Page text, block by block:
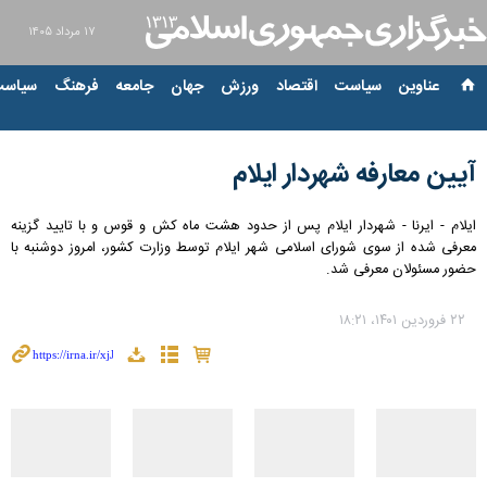
۱۷ مرداد ۱۴۰۵
عناوین‌ سیاست اقتصاد ورزش جهان جامعه فرهنگ
آیین معارفه شهردار ایلام
ایلام - ایرنا - شهردار ایلام پس از حدود هشت ماه کش و قوس و با تایید گزینه
معرفی شده از سوی شورای اسلامی شهر ایلام توسط وزارت کشور، امروز دوشنبه با
حضور مسئولان معرفی شد.
۲۲ فروردین ۱۴۰۱، ۱۸:۲۱